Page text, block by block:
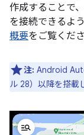
作成することで
を接続できるよ
概要をご覧くださ
注: Android
ル 28）以降を搭載